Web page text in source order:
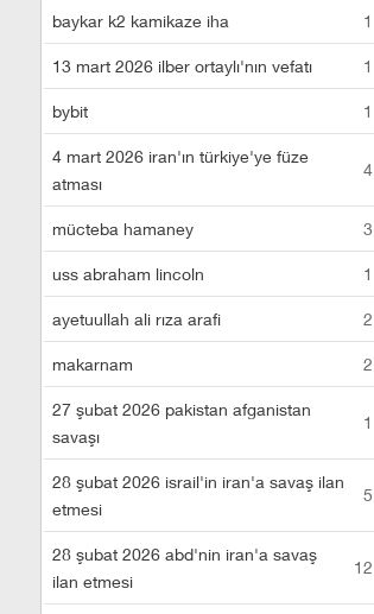
baykar k2 kamikaze iha 1
13 mart 2026 ilber ortaylı'nın vefatı 1
bybit 1
4 mart 2026 iran'ın türkiye'ye füze
atması
4
mücteba hamaney 3
uss abraham lincoln 1
ayetuullah ali rıza arafi 2
makarnam 2
27 şubat 2026 pakistan afganistan
savaşı
1
28 şubat 2026 israil'in iran'a savaş ilan
etmesi
5
28 şubat 2026 abd'nin iran'a savaş
ilan etmesi
12